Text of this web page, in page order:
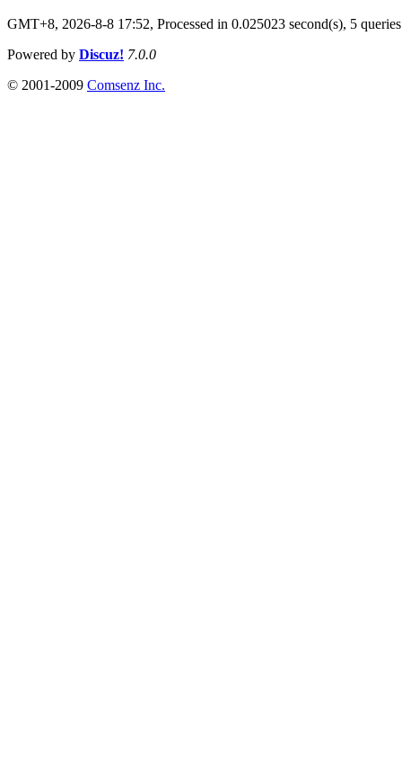
GMT+8, 2026-8-8 17:52, Processed in 0.025023 second(s), 5 queries
Powered by Discuz! 7.0.0
© 2001-2009 Comsenz Inc.